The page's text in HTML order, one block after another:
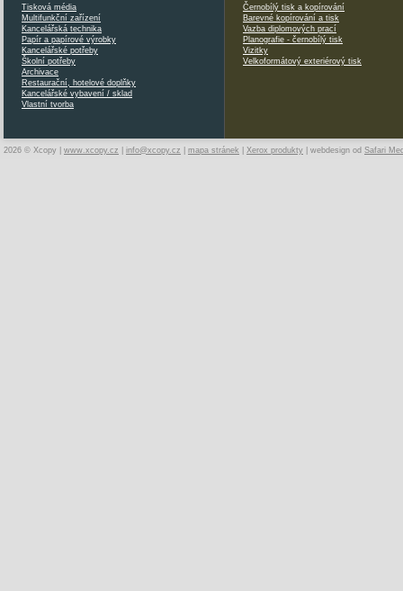
Tisková média
Multifunkční zařízení
Kancelářská technika
Papír a papírové výrobky
Kancelářské potřeby
Školní potřeby
Archivace
Restaurační, hotelové doplňky
Kancelářské vybavení / sklad
Vlastní tvorba
Černobílý tisk a kopírování
Barevné kopírování a tisk
Vazba diplomových prací
Planografie - černobílý tisk
Vizitky
Velkoformátový exteriérový tisk
2026 © Xcopy | www.xcopy.cz info@xcopy.cz mapa stránek Xerox produkty | webdesign od Safari